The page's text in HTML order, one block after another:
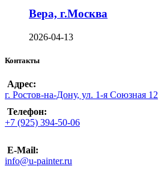
Вера, г.Москва
2026-04-13
Контакты
Адрес:
г. Ростов-на-Дону, ул. 1-я Союзная 12
Телефон:
+7 (925) 394-50-06
E-Mail:
info@u-painter.ru